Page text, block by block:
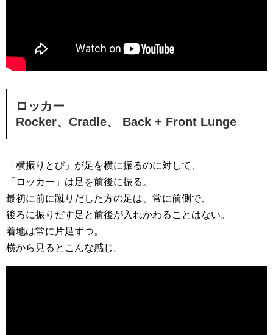
ロッカー
Rocker、Cradle、 Back + Front Lunge
「横振りとび」が足を横に振るのに対して、
「ロッカー」は足を前後に振る。
最初に前に蹴りだした方の足は、常に前側で、
後ろに振りだす足と前後が入れかわることはない。
着地は常に片足ずつ。
横から見るとこんな感じ。